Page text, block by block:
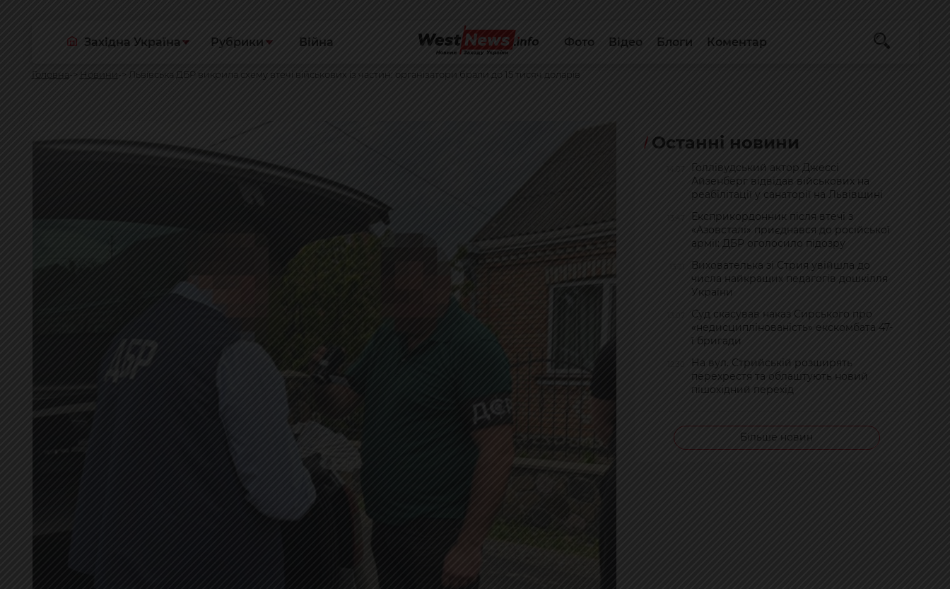
Західна Україна Рубрики Війна Фото Відео Блоги Коментар
Головна Новини Львівська ДБР викрила схему втечі військових із частин: організатори брали до 15 тисяч доларів
Останні новини
Голлівудський актор Джессі
Айзенберг відвідав військових на
реабілітації у санаторії на Львівщині
Експрикордонник після втечі з
«Азовсталі» приєднався до російської
армії: ДБР оголосило підозру
Вихователька зі Стрия увійшла до
числа найкращих педагогів дошкілля
України
Суд скасував наказ Сирського про
«недисциплінованість» екскомбата 47-
ї бригади
На вул. Стрийській розширять
перехрестя та облаштують новий
пішохідний перехід
Більше новин